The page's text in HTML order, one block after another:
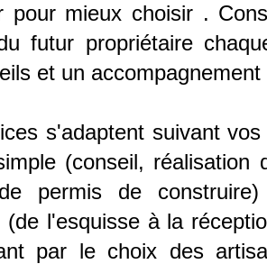
pour mieux choisir .
futur propriétaire
et un
s'adaptent suivant
(conseil, réalisation
permis de
(de l'esquisse à la
par le choix des